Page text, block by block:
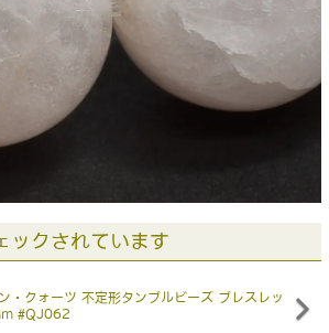
ックされています
・クォーツ 不定形タンブルビーズ ブレスレッ
#QJ062